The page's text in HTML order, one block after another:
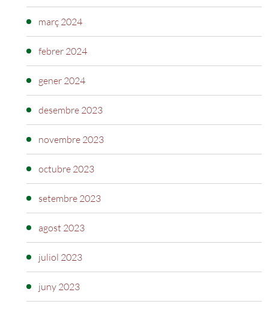
març 2024
febrer 2024
gener 2024
desembre 2023
novembre 2023
octubre 2023
setembre 2023
agost 2023
juliol 2023
juny 2023